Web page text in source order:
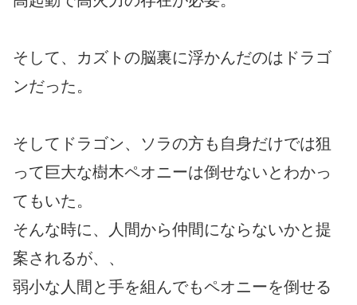
そして、カズトの脳裏に浮かんだのはドラゴ
ンだった。
そしてドラゴン、ソラの方も自身だけでは狙
って巨大な樹木ペオニーは倒せないとわかっ
てもいた。
そんな時に、人間から仲間にならないかと提
案されるが、、
弱小な人間と手を組んでもペオニーを倒せる